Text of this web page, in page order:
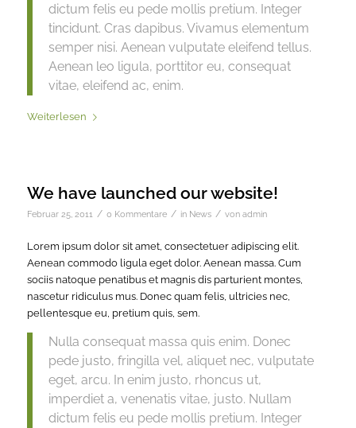
dictum felis eu pede mollis pretium. Integer
tincidunt. Cras dapibus. Vivamus elementum
semper nisi. Aenean vulputate eleifend tellus.
Aenean leo ligula, porttitor eu, consequat
vitae, eleifend ac, enim.
Weiterlesen
We have launched our website!
Februar 25, 2011 / 0 Kommentare / in News / von admin
Lorem ipsum dolor sit amet, consectetuer adipiscing elit.
Aenean commodo ligula eget dolor. Aenean massa. Cum
sociis natoque penatibus et magnis dis parturient montes,
nascetur ridiculus mus. Donec quam felis, ultricies nec,
pellentesque eu, pretium quis, sem.
Nulla consequat massa quis enim. Donec
pede justo, fringilla vel, aliquet nec, vulputate
eget, arcu. In enim justo, rhoncus ut,
imperdiet a, venenatis vitae, justo. Nullam
dictum felis eu pede mollis pretium. Integer